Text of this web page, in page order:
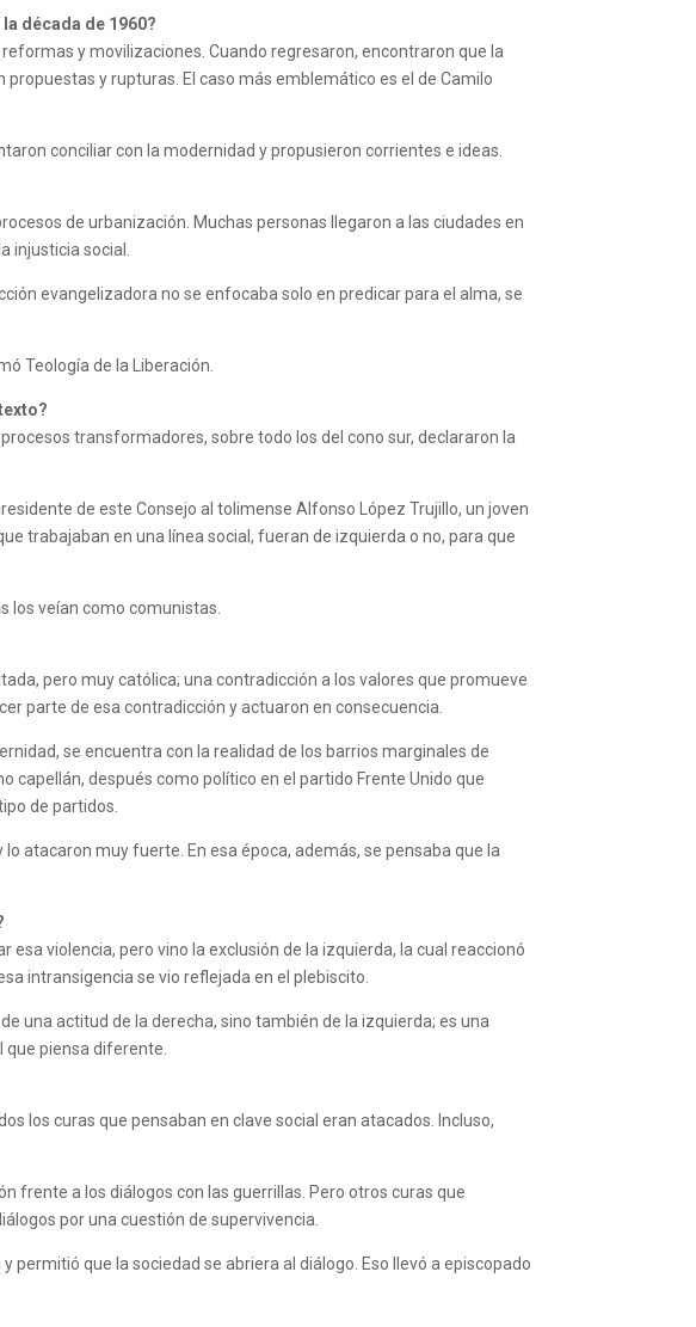
década de 1960?
y movilizaciones. Cuando regresaron, encontraron que la
y rupturas. El caso más emblemático es el de Camilo
conciliar con la modernidad y propusieron corrientes e ideas.
de urbanización. Muchas personas llegaron a las ciudades en
injusticia social.
evangelizadora no se enfocaba solo en predicar para el alma, se
Teología de la Liberación.
transformadores, sobre todo los del cono sur, declararon la
de este Consejo al tolimense Alfonso López Trujillo, un joven
trabajaban en una línea social, fueran de izquierda o no, para que
los veían como comunistas.
pero muy católica; una contradicción a los valores que promueve
parte de esa contradicción y actuaron en consecuencia.
se encuentra con la realidad de los barrios marginales de
capellán, después como político en el partido Frente Unido que
de partidos.
atacaron muy fuerte. En esa época, además, se pensaba que la
violencia, pero vino la exclusión de la izquierda, la cual reaccionó
intransigencia se vio reflejada en el plebiscito.
una actitud de la derecha, sino también de la izquierda; es una
piensa diferente.
los curas que pensaban en clave social eran atacados. Incluso,
frente a los diálogos con las guerrillas. Pero otros curas que
por una cuestión de supervivencia.
permitió que la sociedad se abriera al diálogo. Eso llevó a episcopado